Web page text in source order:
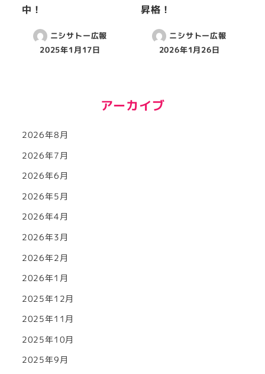
中！
ニシサトー広報
2025年1月17日
昇格！
ニシサトー広報
2026年1月26日
アーカイブ
2026年8月
2026年7月
2026年6月
2026年5月
2026年4月
2026年3月
2026年2月
2026年1月
2025年12月
2025年11月
2025年10月
2025年9月